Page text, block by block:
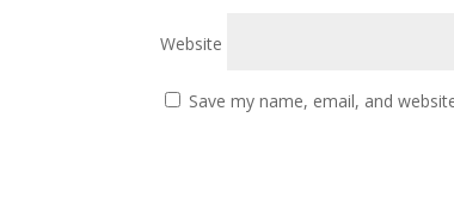
Website
Save my name, email, and